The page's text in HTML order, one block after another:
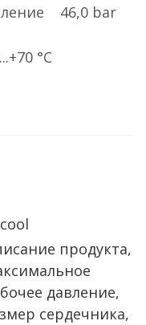
46,0 bar
°C
продукта,
давление,
сердечника,